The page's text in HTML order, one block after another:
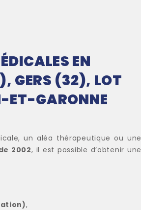
EN
GERS (32), LOT
ET-GARONNE
un aléa thérapeutique ou une
2002, il est possible d’obtenir une
,